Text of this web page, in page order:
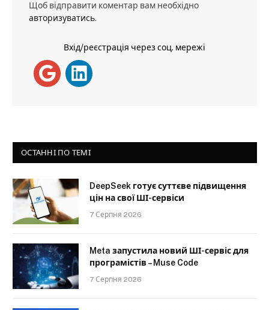
Щоб відправити коментар вам необхідно
авторизуватись.
Вхід/реєстрація через соц. мережі
ОСТАННІ ПО ТЕМІ
DeepSeek готує суттєве підвищення
цін на свої ШІ-сервіси
7 Серпня 2026
Meta запустила новий ШІ-сервіс для
програмістів – Muse Code
7 Серпня 2026